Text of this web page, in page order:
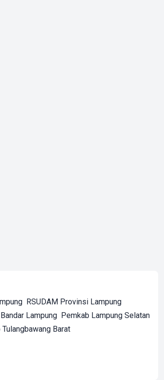
RSUDAM Provinsi Lampung
Lampung Pemkab Lampung Selatan
Barat